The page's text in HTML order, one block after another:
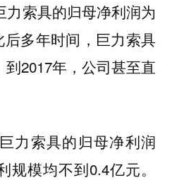
力索具的归母净利润为
后多年时间，巨力索具
2017年，公司甚至直
力索具的归母净利润
规模均不到0.4亿元。